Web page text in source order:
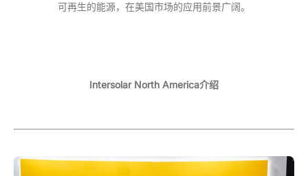
可再生的能源，在美国市场的应用前景广阔。
Intersolar North America介绍